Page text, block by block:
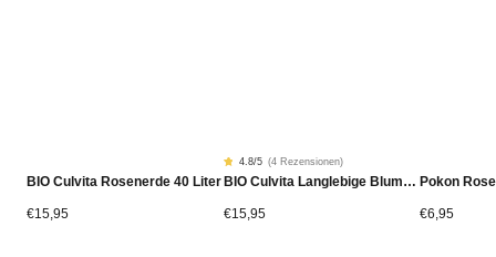
BIO Culvita Rosenerde 40 Liter
€15,95
Rated
4.75
von
4
Kundenstimmen
4.8/5 (4 Rezensionen)
BIO Culvita Langlebige Blumenerde 40 Liter
€15,95
Pokon
€6,95